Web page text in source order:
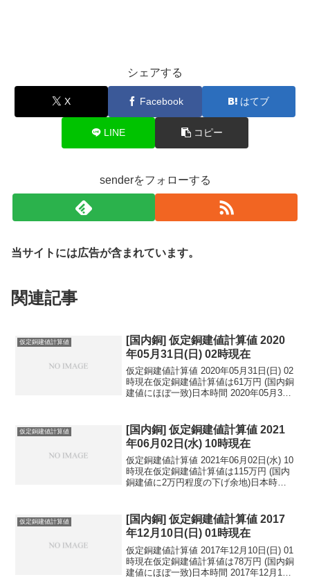
シェアする
X Facebook はてブ
LINE コピー
senderをフォローする
当サイトには広告が含まれています。
関連記事
仮定銅建値計算値
[国内銅] 仮定銅建値計算値 2020
年05月31日(日) 02時現在
仮定銅建値計算値 2020年05月31日(日) 02
時現在仮定銅建値計算値は61万円 (国内銅
建値にほぼ一致)日本時間 2020年05月31
円...
仮定銅建値計算値
[国内銅] 仮定銅建値計算値 2021
年06月02日(水) 10時現在
仮定銅建値計算値 2021年06月02日(水) 10
時現在仮定銅建値計算値は115万円 (国内
銅建値に2万円程度の下げ余地)日本時間
民元：...
仮定銅建値計算値
[国内銅] 仮定銅建値計算値 2017
年12月10日(日) 01時現在
仮定銅建値計算値 2017年12月10日(日) 01
時現在仮定銅建値計算値は78万円 (国内銅
建値にほぼ一致)日本時間 2017年12月10